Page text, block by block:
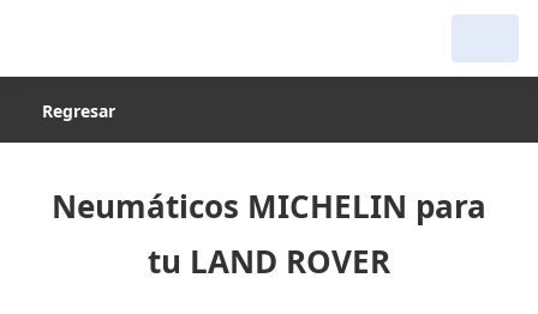
Regresar
Neumáticos MICHELIN para
tu LAND ROVER